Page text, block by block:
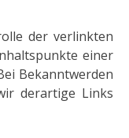
der verlinkten
einer
Bekanntwerden
derartige Links